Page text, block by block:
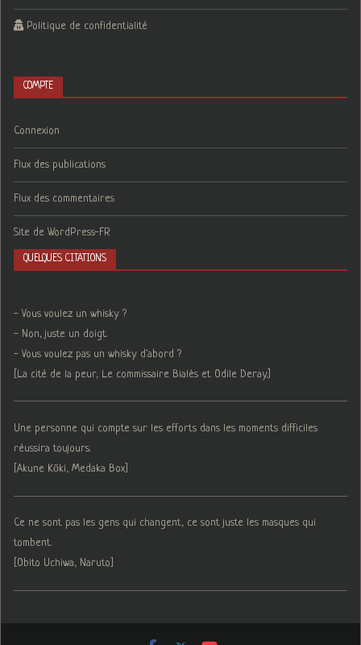
Politique de confidentialité
COMPTE
Connexion
Flux des publications
Flux des commentaires
Site de WordPress-FR
QUELQUES CITATIONS
- Vous voulez un whisky ?
- Non, juste un doigt.
- Vous voulez pas un whisky d'abord ?
[La cité de la peur, Le commissaire Bialès et Odile Deray.]
Une personne qui compte sur les efforts dans les moments difficiles
réussira toujours.
[Akune Kōki, Medaka Box]
Ce ne sont pas les gens qui changent, ce sont juste les masques qui
tombent.
[Obito Uchiwa, Naruto]